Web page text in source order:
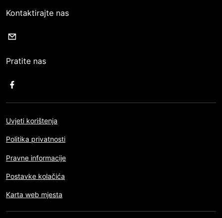
Kontaktirajte nas
Pratite nas
Uvjeti korištenja
Politika privatnosti
Pravne informacije
Postavke kolačića
Karta web mjesta